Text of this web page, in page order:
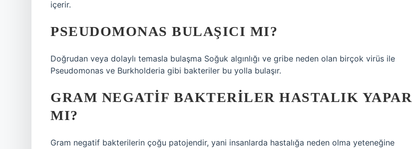
içerir.
PSEUDOMONAS BULAŞICI MI?
Doğrudan veya dolaylı temasla bulaşma Soğuk algınlığı ve gribe neden olan birçok virüs ile
Pseudomonas ve Burkholderia gibi bakteriler bu yolla bulaşır.
GRAM NEGATIF BAKTERILER HASTALIK YAPAR
MI?
Gram negatif bakterilerin çoğu patojendir, yani insanlarda hastalığa neden olma yeteneğine